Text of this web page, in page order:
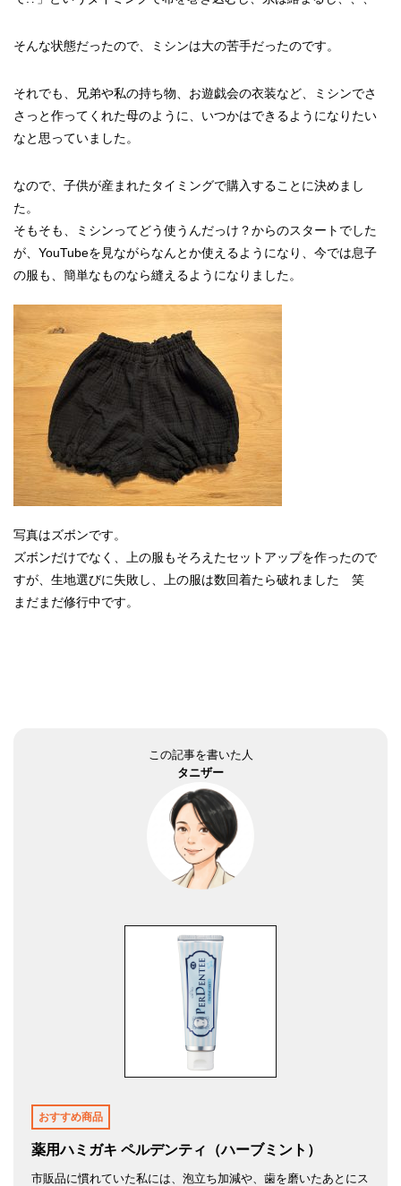
そんな状態だったので、ミシンは大の苦手だったのです。
それでも、兄弟や私の持ち物、お遊戯会の衣装など、ミシンでさ
さっと作ってくれた母のように、いつかはできるようになりたい
なと思っていました。
なので、子供が産まれたタイミングで購入することに決めまし
た。
そもそも、ミシンってどう使うんだっけ？からのスタートでした
が、YouTubeを見ながらなんとか使えるようになり、今では息子
の服も、簡単なものなら縫えるようになりました。
写真はズボンです。
ズボンだけでなく、上の服もそろえたセットアップを作ったので
すが、生地選びに失敗し、上の服は数回着たら破れました 笑
まだまだ修行中です。
この記事を書いた人
タニザー
おすすめ商品
薬用ハミガキ ペルデンティ（ハーブミント）
市販品に慣れていた私には、泡立ち加減や、歯を磨いたあとにス